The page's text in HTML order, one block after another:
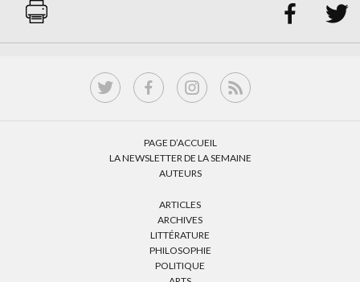
 
PAGE D’ACCUEIL
LA NEWSLETTER DE LA SEMAINE
AUTEURS
ARTICLES
ARCHIVES
LITTÉRATURE
PHILOSOPHIE
POLITIQUE